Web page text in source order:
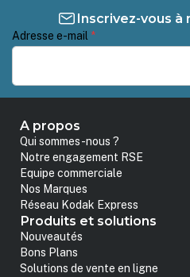
Inscrivez-vous
Adresse e-mail *
A propos
Qui sommes-nous ?
Notre engagement RSE
Equipe commerciale
Nos Marques
Réseau Kodak Express
Produits et solutions
Nouveautés
Bons Plans
Solutions de vente en ligne